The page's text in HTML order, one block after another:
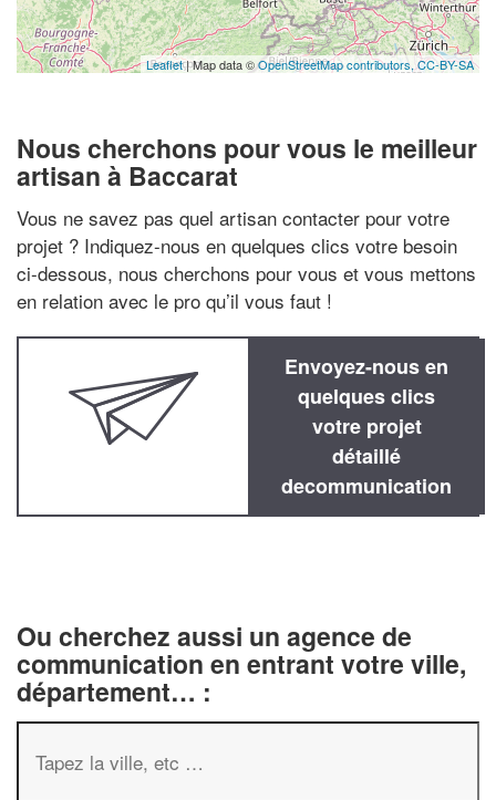
Leaflet| Map data ©OpenStreetMap contributors,CC-BY-SA
Nous cherchons pour vous le meilleur
artisan à Baccarat
Vous ne savez pas quel artisan contacter pour votre
projet ? Indiquez-nous en quelques clics votre besoin
ci-dessous, nous cherchons pour vous et vous mettons
en relation avec le pro qu’il vous faut !
Envoyez-nous en
quelques clics
votre projet
détaillé
decommunication
Ou cherchez aussi un agence de
communication en entrant votre ville,
département… :